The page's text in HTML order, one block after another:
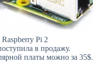
Raspberry Pi 2
в продажу.
платы можно за 35$.